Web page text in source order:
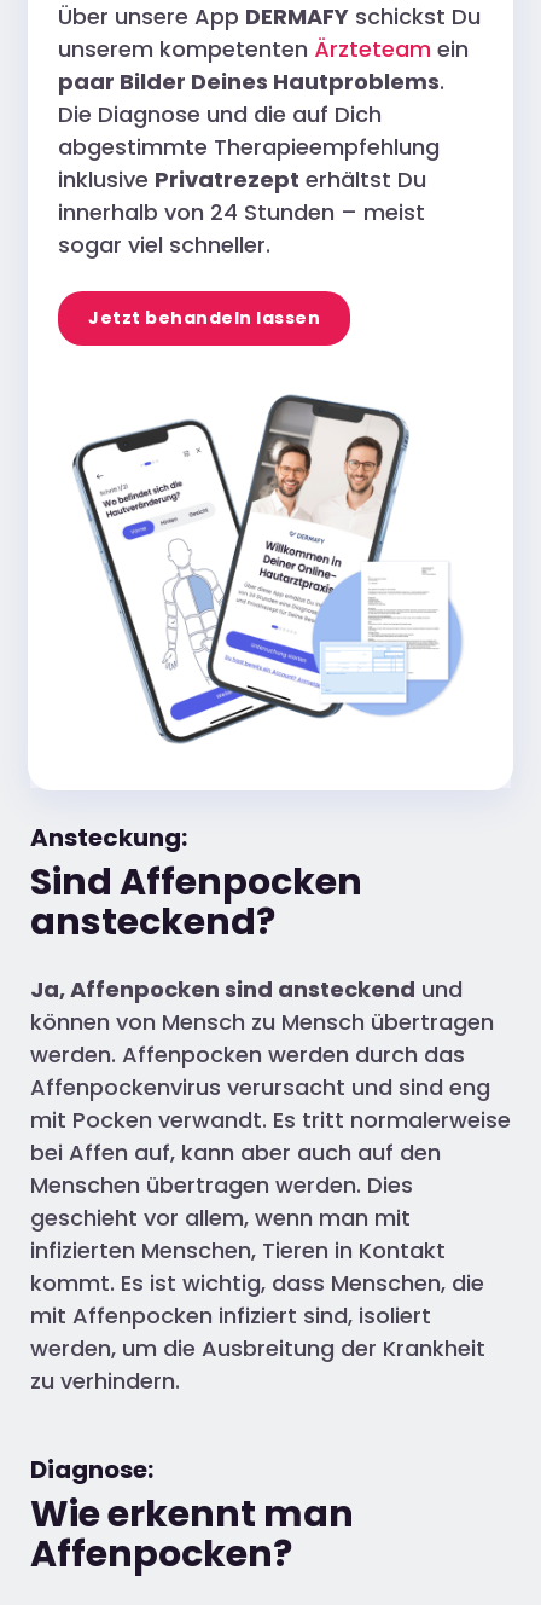
Über unsere App DERMAFY schickst Du
unserem kompetenten Ärzteteam ein
paar Bilder Deines Hautproblems.
Die Diagnose und die auf Dich
abgestimmte Therapieempfehlung
inklusive Privatrezept erhältst Du
innerhalb von 24 Stunden – meist
sogar viel schneller.
Jetzt behandeln lassen
Ansteckung:
Sind Affenpocken
ansteckend?
Ja, Affenpocken sind ansteckend und
können von Mensch zu Mensch übertragen
werden. Affenpocken werden durch das
Affenpockenvirus verursacht und sind eng
mit Pocken verwandt. Es tritt normalerweise
bei Affen auf, kann aber auch auf den
Menschen übertragen werden. Dies
geschieht vor allem, wenn man mit
infizierten Menschen, Tieren in Kontakt
kommt. Es ist wichtig, dass Menschen, die
mit Affenpocken infiziert sind, isoliert
werden, um die Ausbreitung der Krankheit
zu verhindern.
Diagnose:
Wie erkennt man
Affenpocken?